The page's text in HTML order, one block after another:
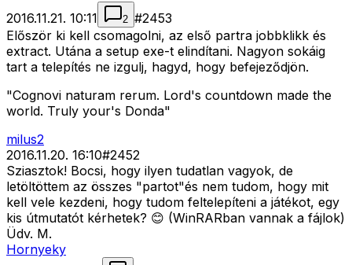
2016.11.21. 10:11 2 #2453
Először ki kell csomagolni, az első partra jobbklikk és
extract. Utána a setup exe-t elindítani. Nagyon sokáig
tart a telepítés ne izgulj, hagyd, hogy befejeződjön.
"Cognovi naturam rerum. Lord's countdown made the
world. Truly your's Donda"
milus2
2016.11.20. 16:10#2452
Sziasztok! Bocsi, hogy ilyen tudatlan vagyok, de
letöltöttem az összes "partot"és nem tudom, hogy mit
kell vele kezdeni, hogy tudom feltelepíteni a játékot, egy
kis útmutatót kérhetek? 😊 (WinRARban vannak a fájlok)
Üdv. M.
Hornyeky